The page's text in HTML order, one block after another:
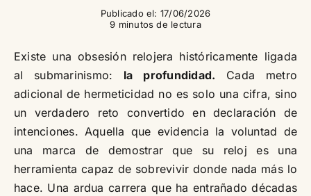
Publicado el: 17/06/2026
9 minutos de lectura
Existe una obsesión relojera históricamente ligada
al submarinismo: la profundidad. Cada metro
adicional de hermeticidad no es solo una cifra, sino
un verdadero reto convertido en declaración de
intenciones. Aquella que evidencia la voluntad de
una marca de demostrar que su reloj es una
herramienta capaz de sobrevivir donde nada más lo
hace. Una ardua carrera que ha entrañado décadas